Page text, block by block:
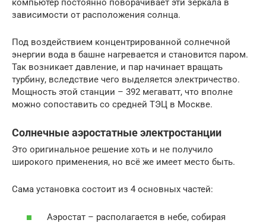
компьютер постоянно поворачивает эти зеркала в
зависимости от расположения солнца.
Под воздействием концентрированной солнечной
энергии вода в башне нагревается и становится паром.
Так возникает давление, и пар начинает вращать
турбину, вследствие чего выделяется электричество.
Мощность этой станции – 392 мегаватт, что вполне
можно сопоставить со средней ТЭЦ в Москве.
Солнечные аэростатные электростанции
Это оригинальное решение хоть и не получило
широкого применения, но всё же имеет место быть.
Сама установка состоит из 4 основных частей:
Аэростат – располагается в небе, собирая